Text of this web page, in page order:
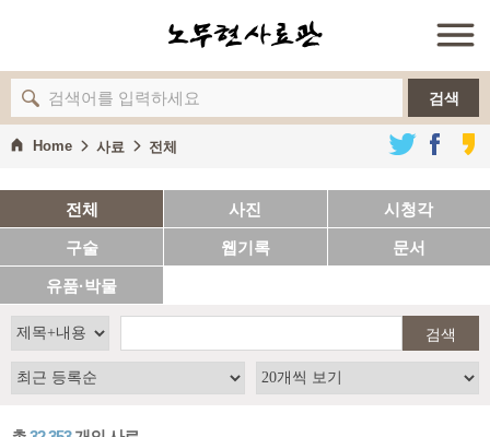
검색
Home 사료 전체
전체 사진 시청각
구술 웹기록 문서
유품·박물
검색